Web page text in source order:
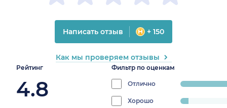
Рейтинг
4.8
Фильтр по оценкам
Отличноprogress:
Хорошо
Написать отзыв + 150
Как мы проверяем отзывы